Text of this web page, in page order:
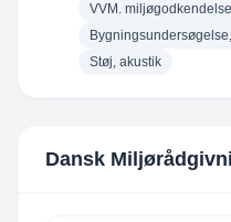
VVM. miljøgodkendelse
Støj, akustik
Dansk